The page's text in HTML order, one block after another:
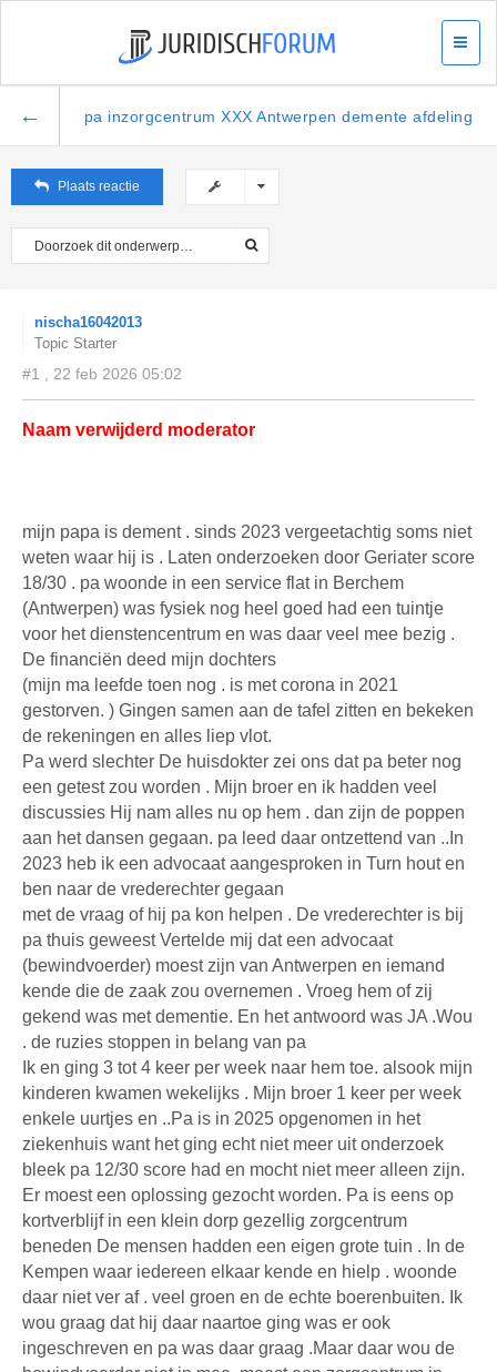
← pa inzorgcentrum XXX Antwerpen demente afdeling
Plaats reactie
nischa16042013
Topic Starter
#1 , 22 feb 2026 05:02
Naam verwijderd moderator
mijn papa is dement . sinds 2023 vergeetachtig soms niet
weten waar hij is . Laten onderzoeken door Geriater score
18/30 . pa woonde in een service flat in Berchem
(Antwerpen) was fysiek nog heel goed had een tuintje
voor het dienstencentrum en was daar veel mee bezig .
De financiën deed mijn dochters
(mijn ma leefde toen nog . is met corona in 2021
gestorven. ) Gingen samen aan de tafel zitten en bekeken
de rekeningen en alles liep vlot.
Pa werd slechter De huisdokter zei ons dat pa beter nog
een getest zou worden . Mijn broer en ik hadden veel
discussies Hij nam alles nu op hem . dan zijn de poppen
aan het dansen gegaan. pa leed daar ontzettend van ..In
2023 heb ik een advocaat aangesproken in Turn hout en
ben naar de vrederechter gegaan
met de vraag of hij pa kon helpen . De vrederechter is bij
pa thuis geweest Vertelde mij dat een advocaat
(bewindvoerder) moest zijn van Antwerpen en iemand
kende die de zaak zou overnemen . Vroeg hem of zij
gekend was met dementie. En het antwoord was JA .Wou
. de ruzies stoppen in belang van pa
Ik en ging 3 tot 4 keer per week naar hem toe. alsook mijn
kinderen kwamen wekelijks . Mijn broer 1 keer per week
enkele uurtjes en ..Pa is in 2025 opgenomen in het
ziekenhuis want het ging echt niet meer uit onderzoek
bleek pa 12/30 score had en mocht niet meer alleen zijn.
Er moest een oplossing gezocht worden. Pa is eens op
kortverblijf in een klein dorp gezellig zorgcentrum
beneden De mensen hadden een eigen grote tuin . In de
Kempen waar iedereen elkaar kende en hielp . woonde
daar niet ver af . veel groen en de echte boerenbuiten. Ik
wou graag dat hij daar naartoe ging was er ook
ingeschreven en pa was daar graag .Maar daar wou de